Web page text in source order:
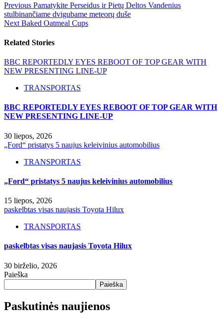
Previous Pamatykite Perseidus ir Pietų Deltos Vandenius
stulbinančiame dvigubame meteorų duše
Next Baked Oatmeal Cups
Related Stories
BBC REPORTEDLY EYES REBOOT OF TOP GEAR WITH
NEW PRESENTING LINE-UP
TRANSPORTAS
BBC REPORTEDLY EYES REBOOT OF TOP GEAR WITH
NEW PRESENTING LINE-UP
30 liepos, 2026
„Ford“ pristatys 5 naujus keleivinius automobilius
TRANSPORTAS
„Ford“ pristatys 5 naujus keleivinius automobilius
15 liepos, 2026
paskelbtas visas naujasis Toyota Hilux
TRANSPORTAS
paskelbtas visas naujasis Toyota Hilux
30 birželio, 2026
Paieška
Paieška
Paskutinės naujienos